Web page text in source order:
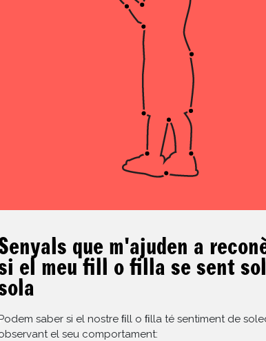
que m'ajuden a
el meu fill o filla se sent
saber si el nostre ﬁll o ﬁlla té sentiment de
el seu comportament: